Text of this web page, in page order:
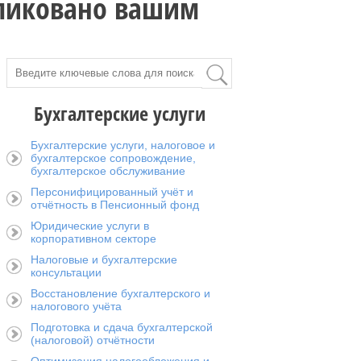
вашим
Бухгалтерские услуги
Бухгалтерские услуги, налоговое и
бухгалтерское сопровождение,
бухгалтерское обслуживание
Персонифицированный учёт и
отчётность в Пенсионный фонд
Юридические услуги в
корпоративном секторе
Налоговые и бухгалтерские
консультации
Восстановление бухгалтерского и
налогового учёта
Подготовка и сдача бухгалтерской
(налоговой) отчётности